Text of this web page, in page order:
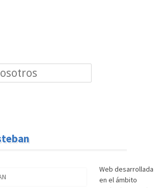
Web desarrollada
en el ámbito